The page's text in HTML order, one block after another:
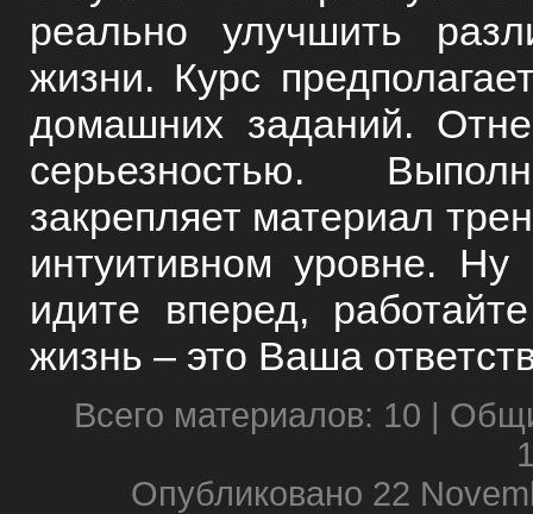
реально улучшить
жизни. Курс
домашних заданий.
серьезностью.
закрепляет материал
интуитивном уровне.
идите вперед,
жизнь – это Ваша
Всего материалов: 10 |
Опубликовано 22